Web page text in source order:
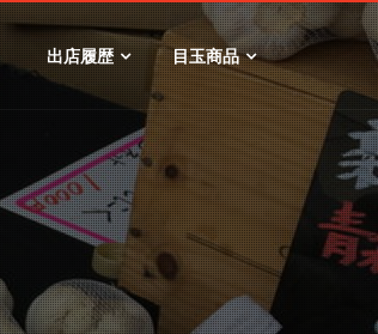
出店履歴 目玉商品